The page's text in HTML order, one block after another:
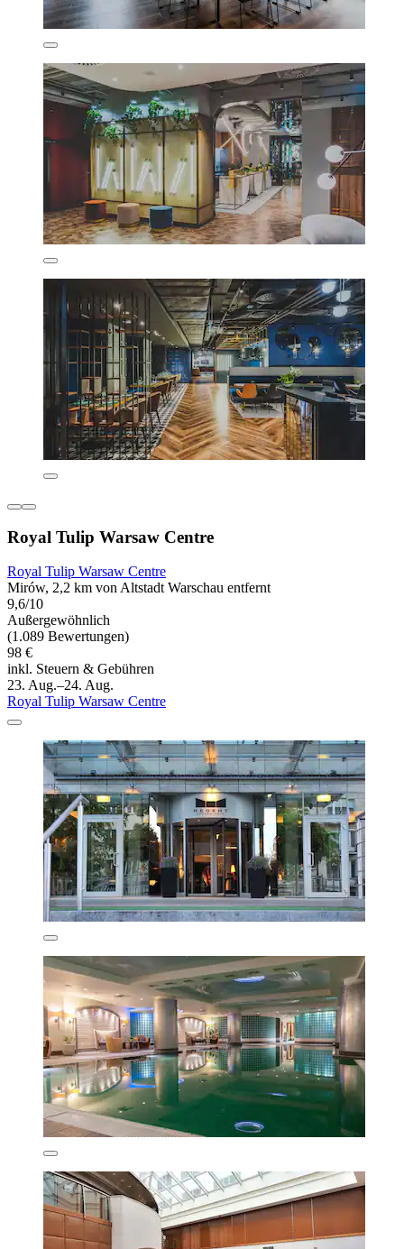
Royal Tulip Warsaw Centre
Royal Tulip Warsaw Centre
Mirów, 2,2 km von Altstadt Warschau entfernt
9,6/10
Außergewöhnlich
(1.089 Bewertungen)
98 €
inkl. Steuern & Gebühren
23. Aug.–24. Aug.
Royal Tulip Warsaw Centre